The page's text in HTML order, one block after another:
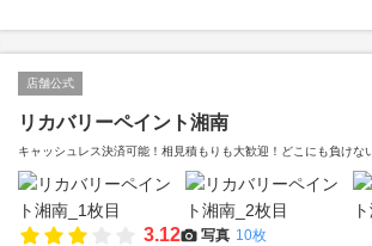
店舗公式
リカバリーペイント湘南
キャッシュレス決済可能！相見積もりも大歓迎！どこにも負けな
3.12 写真 10枚